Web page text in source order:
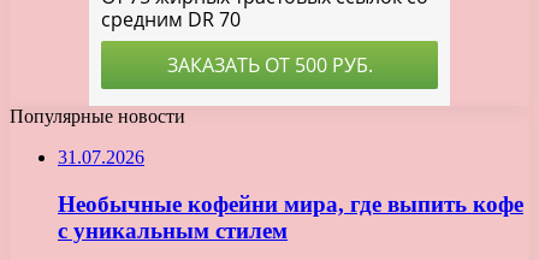
Популярные новости
31.07.2026
Необычные кофейни мира, где выпить кофе
с уникальным стилем